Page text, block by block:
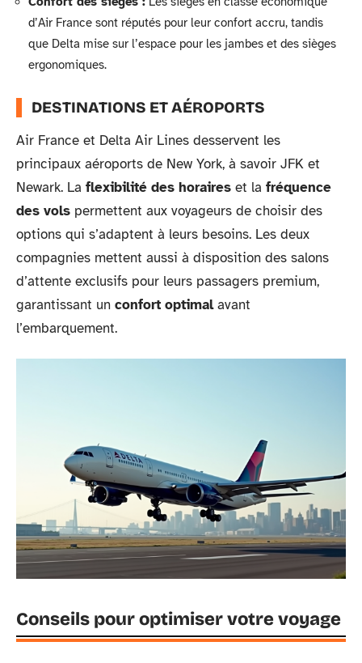
d’Air France sont réputés pour leur confort accru, tandis
que Delta mise sur l’espace pour les jambes et des sièges
ergonomiques.
DESTINATIONS ET AÉROPORTS
Air France et Delta Air Lines desservent les
principaux aéroports de New York, à savoir JFK et
Newark. La flexibilité des horaires et la fréquence
des vols permettent aux voyageurs de choisir des
options qui s’adaptent à leurs besoins. Les deux
compagnies mettent aussi à disposition des salons
d’attente exclusifs pour leurs passagers premium,
garantissant un confort optimalavant
l’embarquement.
Conseils pour optimiser votre voyage